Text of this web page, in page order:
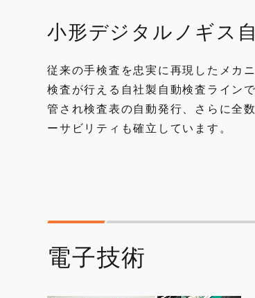
小形デジタルノギス
従来の手検査を忠実に再現したメカ
検査が行える自社製自動検査ライン
管され検査表の自動発行、さらに全
ーサビリティも確立しています。
電子技術